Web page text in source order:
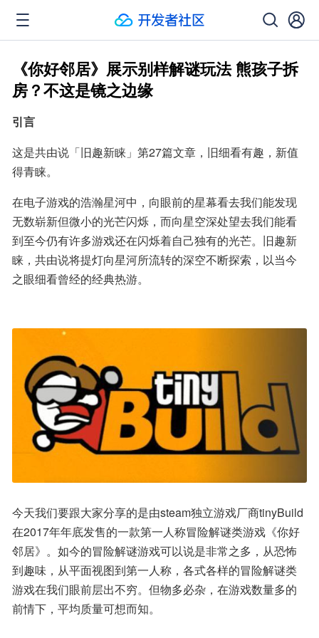
《你好邻居》展示别样解谜玩法 熊孩子拆
房？不这是镜之边缘
引言
这是共由说「旧趣新睐」第27篇文章，旧细看有趣，新值
得青睐。
在电子游戏的浩瀚星河中，向眼前的星幕看去我们能发现
无数崭新但微小的光芒闪烁，而向星空深处望去我们能看
到至今仍有许多游戏还在闪烁着自己独有的光芒。旧趣新
睐，共由说将提灯向星河所流转的深空不断探索，以当今
之眼细看曾经的经典热游。
今天我们要跟大家分享的是由steam独立游戏厂商tinyBuild
在2017年年底发售的一款第一人称冒险解谜类游戏《你好
邻居》。如今的冒险解谜游戏可以说是非常之多，从恐怖
到趣味，从平面视图到第一人称，各式各样的冒险解谜类
游戏在我们眼前层出不穷。但物多必杂，在游戏数量多的
前情下，平均质量可想而知。